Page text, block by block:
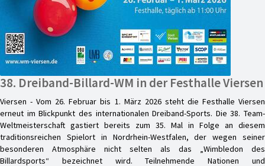
38. Dreiband-Billard-WM in der Festhalle Viersen
Viersen - Vom 26. Februar bis 1. März 2026 steht die Festhalle Viersen
erneut im Blickpunkt des internationalen Dreiband-Sports. Die 38. Team-
Weltmeisterschaft gastiert bereits zum 35. Mal in Folge an diesem
traditionsreichen Spielort in Nordrhein-Westfalen, der wegen seiner
besonderen Atmosphäre nicht selten als das „Wimbledon des
Billardsports“ bezeichnet wird. Teilnehmende Nationen und